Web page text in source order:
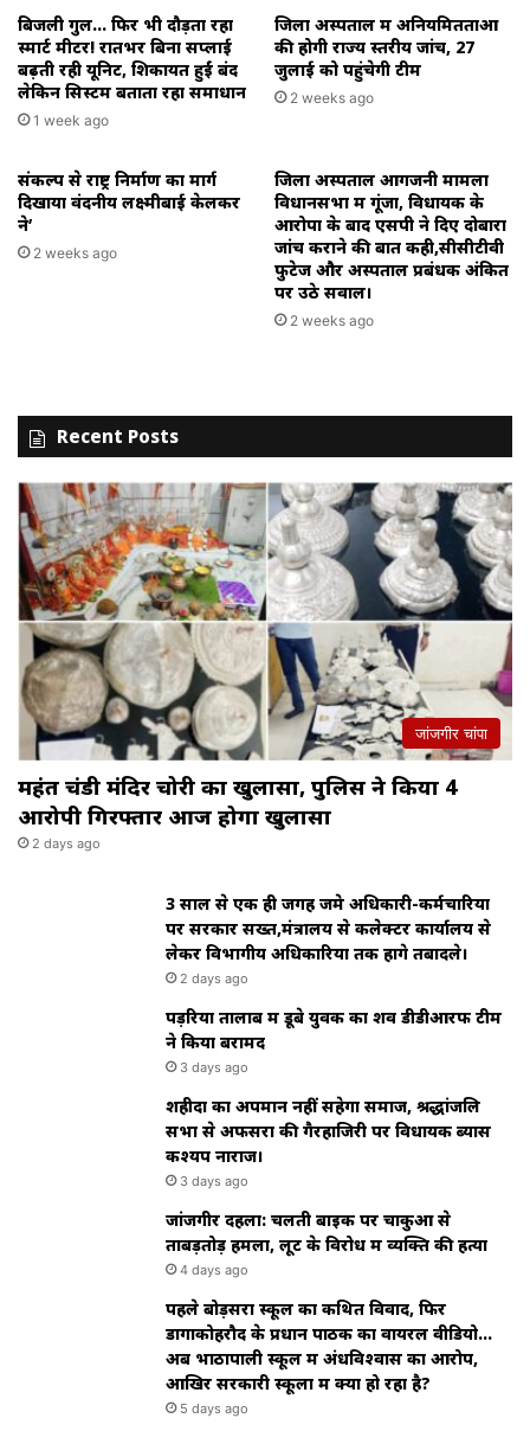
बिजली गुल… फिर भी दौड़ता रहा
स्मार्ट मीटर! रातभर बिना सप्लाई
बढ़ती रही यूनिट, शिकायतें हुईं बंद
लेकिन सिस्टम बताता रहा समाधान
1 week ago
जिला अस्पताल में अनियमितताओं
की होगी राज्य स्तरीय जांच, 27
जुलाई को पहुंचेगी टीम
2 weeks ago
संकल्प से राष्ट्र निर्माण का मार्ग
दिखाया वंदनीय लक्ष्मीबाई केलकर
ने’
2 weeks ago
जिला अस्पताल आगजनी मामला
विधानसभा में गूंजा, विधायक के
आरोपों के बाद एसपी ने दिए दोबारा
जांच कराने की बात कही,सीसीटीवी
फुटेज और अस्पताल प्रबंधक अंकित
पर उठे सवाल।
2 weeks ago
Recent Posts
जांजगीर चांपा
महंत चंडी मंदिर चोरी का खुलासा, पुलिस ने किया 4
आरोपी गिरफ्तार आज होगा खुलासा
2 days ago
3 साल से एक ही जगह जमे अधिकारी-कर्मचारियों
पर सरकार सख्त,मंत्रालय से कलेक्टर कार्यालय से
लेकर विभागीय अधिकारियों तक होंगे तबादले।
2 days ago
पड़रिया तालाब में डूबे युवक का शव डीडीआरफ टीम
ने किया बरामद
3 days ago
शहीदों का अपमान नहीं सहेगा समाज, श्रद्धांजलि
सभा से अफसरों की गैरहाजिरी पर विधायक ब्यास
कश्यप नाराज।
3 days ago
जांजगीर दहला: चलती बाइक पर चाकुओं से
ताबड़तोड़ हमला, लूट के विरोध में व्यक्ति की हत्या
4 days ago
पहले बोड़सरा स्कूल का कथित विवाद, फिर
डोंगाकोहरौद के प्रधान पाठक का वायरल वीडियो…
अब भाठापाली स्कूल में अंधविश्वास का आरोप,
आखिर सरकारी स्कूलों में क्या हो रहा है?
5 days ago